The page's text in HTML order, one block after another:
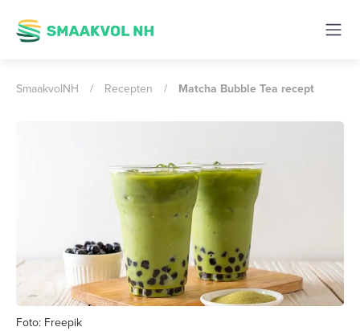
SmaakvolNH / Recepten / Matcha Bubble Tea recept
Foto: Freepik